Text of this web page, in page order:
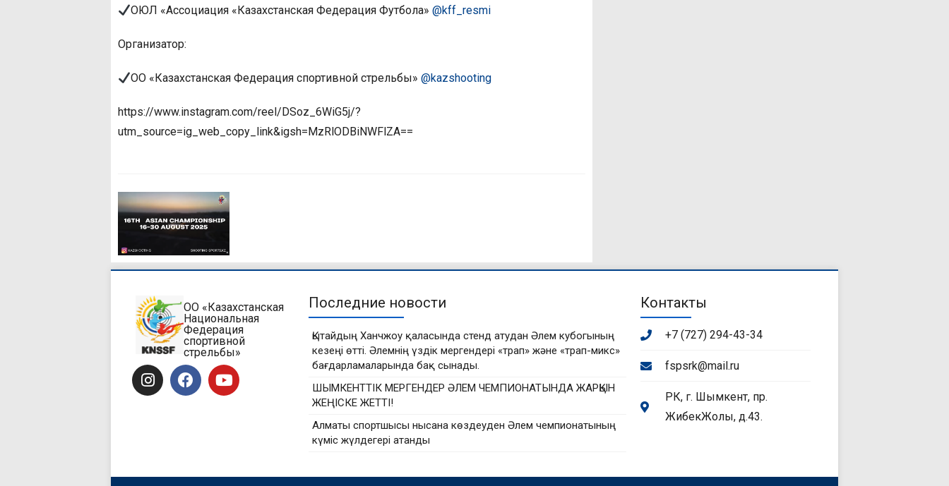
ОЮЛ «Ассоциация «Казахстанская Федерация Футбола»@kff_resmi
Организатор:
ОО «Казахстанская Федерация спортивной стрельбы»@kazshooting
https://www.instagram.com/reel/DSoz_6WiG5j/?
utm_source=ig_web_copy_link&igsh=MzRlODBiNWFlZA==
ОО «Казахстанская
Национальная
Федерация
спортивной
стрельбы»
Последние новости
Қытайдың Ханчжоу қаласында стенд атудан Әлем кубогының
кезеңі өтті. Әлемнің үздік мергендері «трап» және «трап-микс»
бағдарламаларында бақ сынады.
ШЫМКЕНТТІК МЕРГЕНДЕР ӘЛЕМ ЧЕМПИОНАТЫНДА ЖАРҚЫН
ЖЕҢІСКЕ ЖЕТТІ!
Алматы спортшысы нысана көздеуден Әлем чемпионатының
күміс жүлдегері атанды
Контакты
+7 (727) 294-43-34
fspsrk@mail.ru
РК, г. Шымкент, пр.
ЖибекЖолы, д.43.